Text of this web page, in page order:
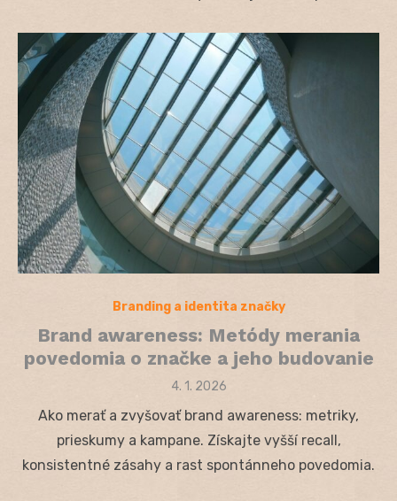
Branding a identita značky
Brand awareness: Metódy merania
povedomia o značke a jeho budovanie
Posted
4. 1. 2026
Ako merať a zvyšovať brand awareness: metriky,
prieskumy a kampane. Získajte vyšší recall,
konsistentné zásahy a rast spontánneho povedomia.